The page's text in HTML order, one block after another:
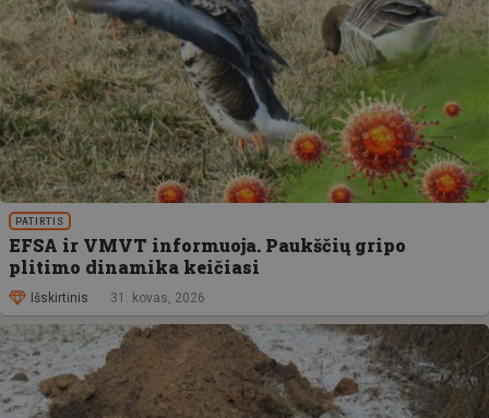
PATIRTIS
EFSA ir VMVT informuoja. Paukščių gripo
plitimo dinamika keičiasi
Išskirtinis 31. kovas, 2026